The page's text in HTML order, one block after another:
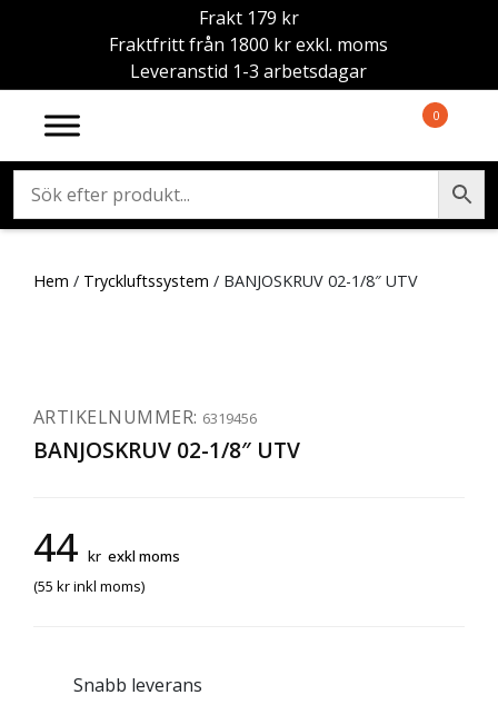
Frakt 179 kr
Fraktfritt från 1800 kr exkl. moms
Leveranstid 1-3 arbetsdagar
0
Hem / Tryckluftssystem / BANJOSKRUV 02-1/8″ UTV
ARTIKELNUMMER: 6319456
BANJOSKRUV 02-1/8″ UTV
44 kr exkl moms
(55 krinkl moms)
Snabb leverans